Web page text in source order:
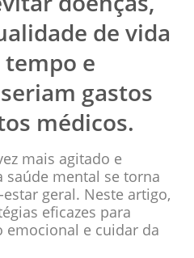
de vida
e
gastos
médicos.
mais agitado e
saúde mental se torna
geral. Neste artigo,
eficazes para
e cuidar da